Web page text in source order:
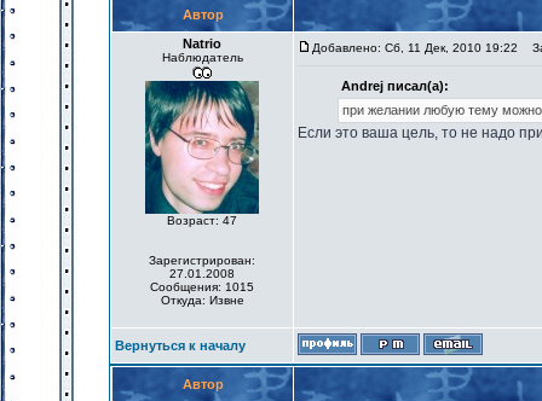
Автор
Natrio
Наблюдатель
Возраст: 47
Зарегистрирован:
27.01.2008
Сообщения: 1015
Откуда: Извне
Добавлено: Сб, 11 Дек, 2010 19:22
Andrej писал(а):
при желании любую тему можно
Если это ваша цель, то не надо
Вернуться к началу
Автор